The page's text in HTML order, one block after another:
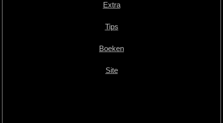
Extra
Tips
Boeken
Site